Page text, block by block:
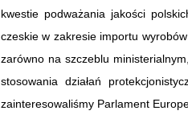
kwestie podważania jakości
czeskie w zakresie importu
zarówno na szczeblu
stosowania działań
zainteresowaliśmy Parlament